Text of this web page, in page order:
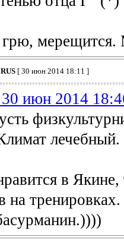
грю,
[ 30 июн 2014 18:11 ]
июн 2014
в Якине,
на